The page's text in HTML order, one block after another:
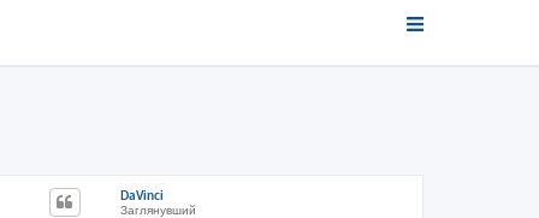
DaVinci
Заглянувший